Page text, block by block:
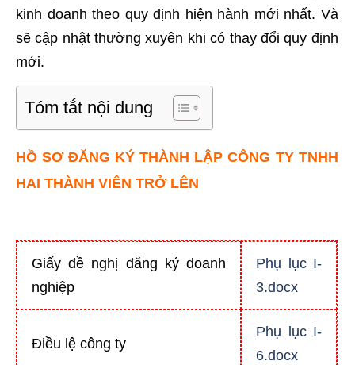
kinh doanh theo quy định hiện hành mới nhất. Và
sẽ cập nhật thường xuyên khi có thay đổi quy định
mới.
Tóm tắt nội dung
HỒ SƠ ĐĂNG KÝ THÀNH LẬP CÔNG TY TNHH
HAI THÀNH VIÊN TRỞ LÊN
Giấy đề nghị đăng ký doanh
nghiệp
Phụ lục I-
3.docx
Điều lệ công ty
Phụ lục I-
6.docx